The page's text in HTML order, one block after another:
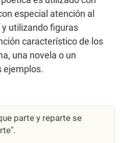
especial atención al
utilizando figuras
característico de los
una novela o un
ejemplos.
parte y reparte se